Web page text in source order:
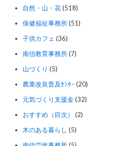
自然・山・花(518)
保健福祉事務所(51)
子供カフェ (36)
南信教育事務所(7)
山づくり (5)
農業改良普及ｾﾝﾀｰ (20)
元気づくり支援金(32)
おすすめ（目次）
(2)
木のある暮らし (5)